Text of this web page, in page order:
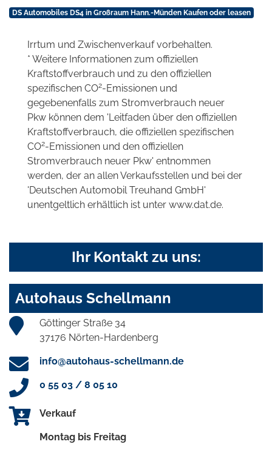
DS Automobiles DS4 in Großraum Hann.-Münden Kaufen oder leasen
Irrtum und Zwischenverkauf vorbehalten.
* Weitere Informationen zum offiziellen
Kraftstoffverbrauch und zu den offiziellen
spezifischen CO2-Emissionen und
gegebenenfalls zum Stromverbrauch neuer
Pkw können dem 'Leitfaden über den offiziellen
Kraftstoffverbrauch, die offiziellen spezifischen
CO2-Emissionen und den offiziellen
Stromverbrauch neuer Pkw' entnommen
werden, der an allen Verkaufsstellen und bei der
'Deutschen Automobil Treuhand GmbH'
unentgeltlich erhältlich ist unter www.dat.de.
Ihr Kontakt zu uns:
Autohaus Schellmann
Göttinger Straße 34
37176 Nörten-Hardenberg
info@autohaus-schellmann.de
0 55 03 / 8 05 10
Verkauf
Montag bis Freitag